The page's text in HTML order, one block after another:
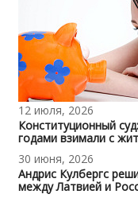
12 июля, 2026
Конституционный
годами взимали с
30 июня, 2026
Андрис Кулбергс
между Латвией и